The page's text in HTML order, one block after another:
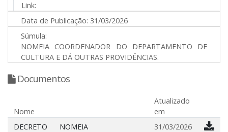
Link:
Data de Publicação: 31/03/2026
Súmula:
NOMEIA COORDENADOR DO DEPARTAMENTO DE
CULTURA E DÁ OUTRAS PROVIDÊNCIAS.
Documentos
Nome
Atualizado
em
DECRETO
NOMEIA
31/03/2026